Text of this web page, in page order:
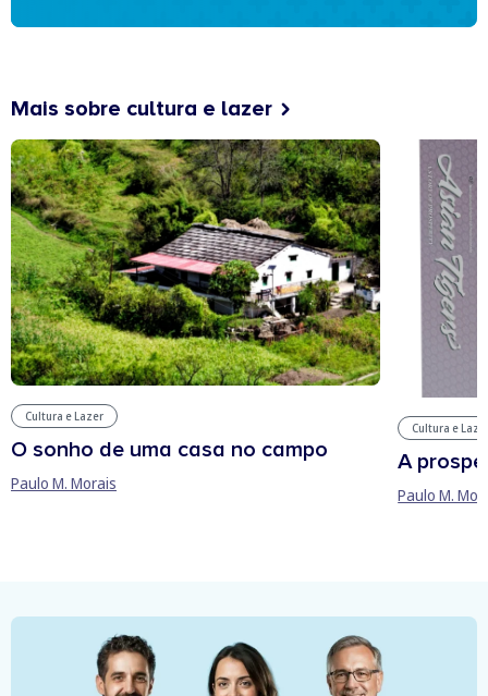
Mais sobre cultura e lazer
Cultura e Lazer
O sonho de uma casa no campo
Paulo M. Morais
Cultura e
A
Paulo M.